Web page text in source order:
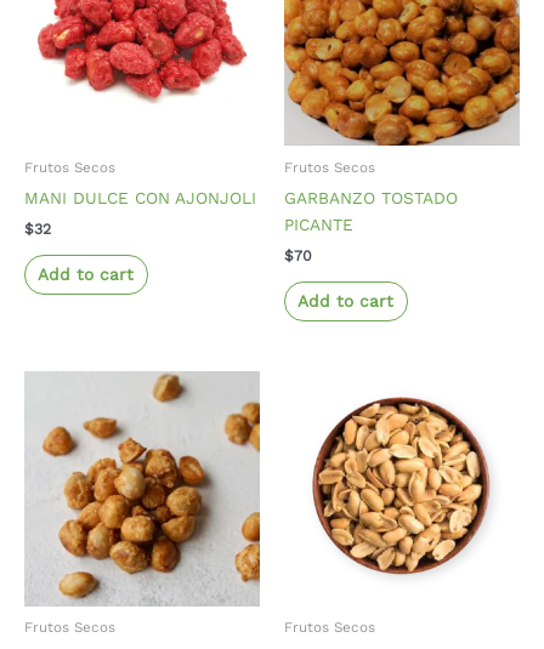
Frutos Secos
MANI DULCE CON AJONJOLI
$32
Add to cart
Frutos Secos
GARBANZO TOSTADO
PICANTE
$70
Add to cart
Frutos Secos Frutos Secos